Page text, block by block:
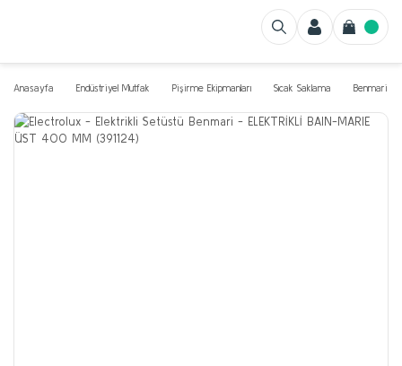
Anasayfa Endüstriyel Mutfak Pişirme Ekipmanları Sıcak Saklama Benmari